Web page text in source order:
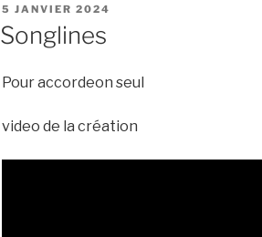
PUBLIÉ
LE
5 JANVIER 2024
Songlines
Pour accordeon seul
video de la création